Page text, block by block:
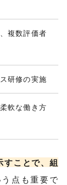
複数評価者
研修の実施
軟な働き方
すことで、組
う点も重要で